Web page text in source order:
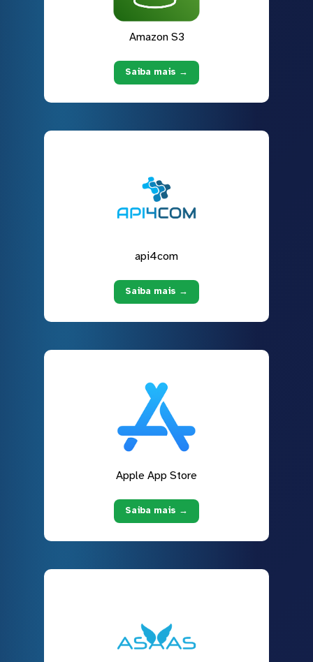
Amazon S3
Saiba mais →
api4com
Saiba mais →
Apple App Store
Saiba mais →